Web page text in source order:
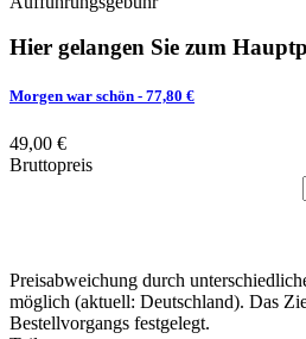
Hier gelangen Sie zum
Morgen war schön - 77,80 €
49,00 €
Bruttopreis
Preisabweichung durch
möglich (aktuell: Deutschland). Das
Bestellvorgangs festgelegt.